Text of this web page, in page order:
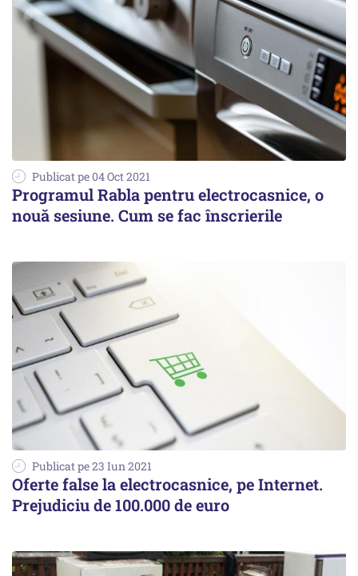
Publicat pe 04 Oct 2021
Programul Rabla pentru electrocasnice, o
nouă sesiune. Cum se fac înscrierile
Publicat pe 23 Iun 2021
Oferte false la electrocasnice, pe Internet.
Prejudiciu de 100.000 de euro